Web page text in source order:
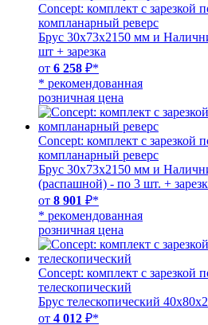
Concept: комплект с зарезкой
компланарный реверс
Брус 30х73х2150 мм и
шт + зарезка
от 6 258 ₽*
* рекомендованная
розничная цена
Concept: комплект с зарезкой
компланарный реверс
Брус 30х73х2150 мм и
(распашной) - по 3 шт. +
от 8 901 ₽*
* рекомендованная
розничная цена
Concept: комплект с зарезкой
телескопический
Брус телескопический
от 4 012 ₽*